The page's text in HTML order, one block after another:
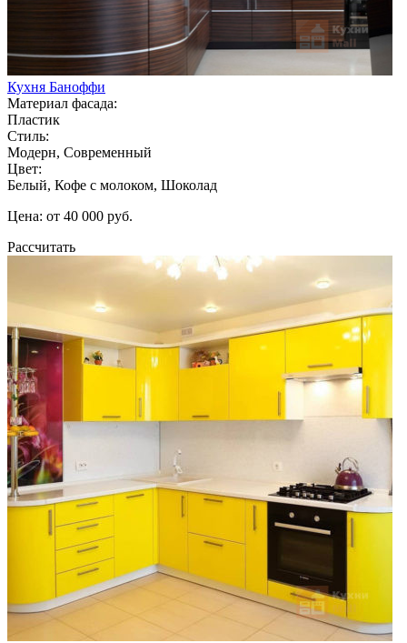
Кухня Баноффи
Материал фасада:
Пластик
Стиль:
Модерн, Современный
Цвет:
Белый, Кофе с молоком, Шоколад
Цена: от 40 000 руб.
Рассчитать